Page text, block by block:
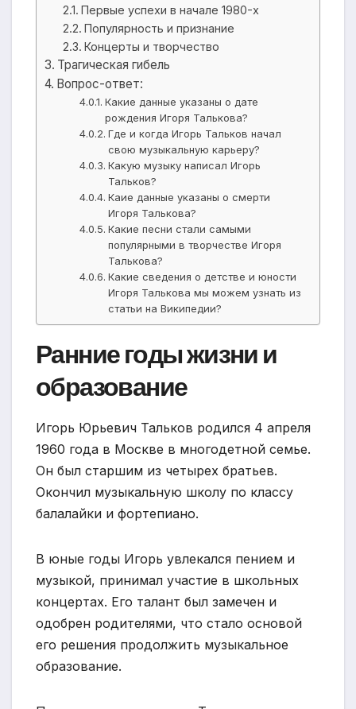
Первые успехи в начале 1980-х
Популярность и признание
Концерты и творчество
Трагическая гибель
Вопрос-ответ:
Какие данные указаны о дате
рождения Игоря Талькова?
Где и когда Игорь Тальков начал
свою музыкальную карьеру?
Какую музыку написал Игорь
Тальков?
Каие данные указаны о смерти
Игоря Талькова?
Какие песни стали самыми
популярными в творчестве Игоря
Талькова?
Какие сведения о детстве и юности
Игоря Талькова мы можем узнать из
статьи на Википедии?
Ранние годы жизни и
образование
Игорь Юрьевич Тальков родился 4 апреля
1960 года в Москве в многодетной семье.
Он был старшим из четырех братьев.
Окончил музыкальную школу по классу
балалайки и фортепиано.
В юные годы Игорь увлекался пением и
музыкой, принимал участие в школьных
концертах. Его талант был замечен и
одобрен родителями, что стало основой
его решения продолжить музыкальное
образование.